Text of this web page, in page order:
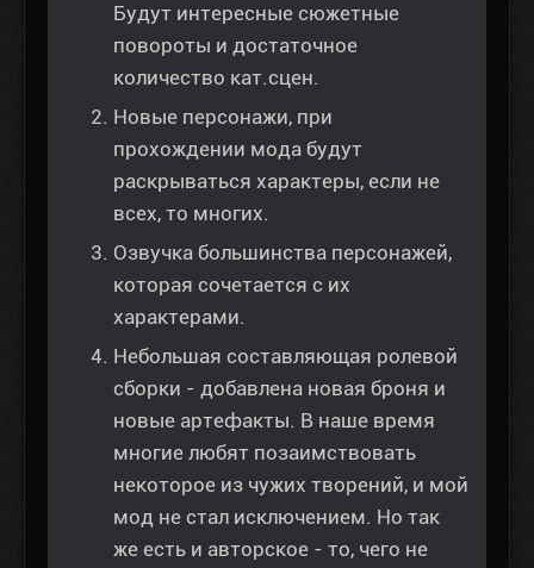
Будут интересные сюжетные
повороты и достаточное
количество кат.сцен.
Новые персонажи, при
прохождении мода будут
раскрываться характеры, если не
всех, то многих.
Озвучка большинства персонажей,
которая сочетается с их
характерами.
Небольшая составляющая ролевой
сборки - добавлена новая броня и
новые артефакты. В наше время
многие любят позаимствовать
некоторое из чужих творений, и мой
мод не стал исключением. Но так
же есть и авторское - то, чего не